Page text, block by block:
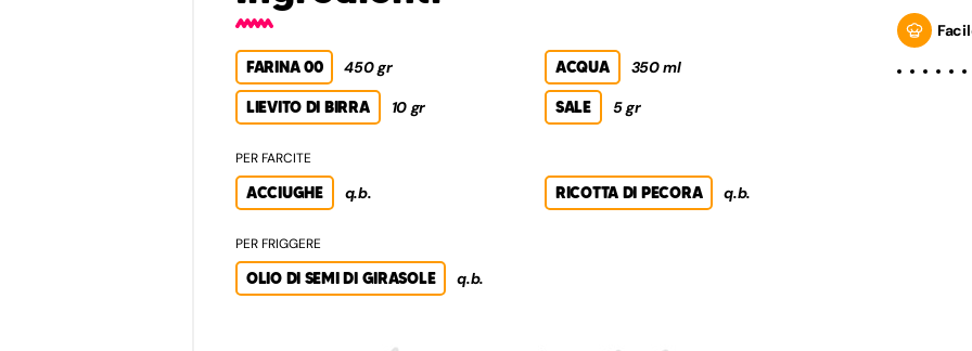
FARINA 00 450 gr ACQUA 350 ml
LIEVITO DI BIRRA 10 gr SALE 5 gr
PER FARCITE
ACCIUGHE q.b. RICOTTA DI PECORA q.b.
PER FRIGGERE
OLIO DI SEMI DI GIRASOLE q.b.